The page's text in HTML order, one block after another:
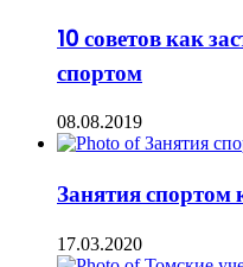
10 советов как
спортом
08.08.2019
Занятия спортом
17.03.2020